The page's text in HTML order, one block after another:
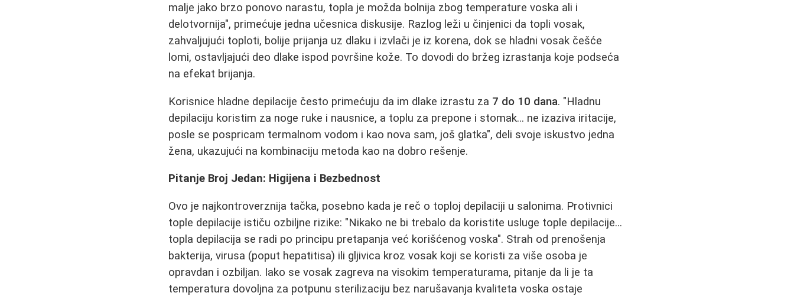
malje jako brzo ponovo narastu, topla je možda bolnija zbog temperature voska ali i
delotvornija", primećuje jedna učesnica diskusije. Razlog leži u činjenici da topli vosak,
zahvaljujući toploti, bolije prijanja uz dlaku i izvlači je iz korena, dok se hladni vosak češće
lomi, ostavljajući deo dlake ispod površine kože. To dovodi do bržeg izrastanja koje podseća
na efekat brijanja.
Korisnice hladne depilacije često primećuju da im dlake izrastu za 7 do 10 dana. "Hladnu
depilaciju koristim za noge ruke i nausnice, a toplu za prepone i stomak... ne izaziva iritacije,
posle se pospricam termalnom vodom i kao nova sam, još glatka", deli svoje iskustvo jedna
žena, ukazujući na kombinaciju metoda kao na dobro rešenje.
Pitanje Broj Jedan: Higijena i Bezbednost
Ovo je najkontroverznija tačka, posebno kada je reč o toploj depilaciji u salonima. Protivnici
tople depilacije ističu ozbiljne rizike: "Nikako ne bi trebalo da koristite usluge tople depilacije...
topla depilacija se radi po principu pretapanja već korišćenog voska". Strah od prenošenja
bakterija, virusa (poput hepatitisa) ili gljivica kroz vosak koji se koristi za više osoba je
opravdan i ozbiljan. Iako se vosak zagreva na visokim temperaturama, pitanje da li je ta
temperatura dovoljna za potpunu sterilizaciju bez narušavanja kvaliteta voska ostaje